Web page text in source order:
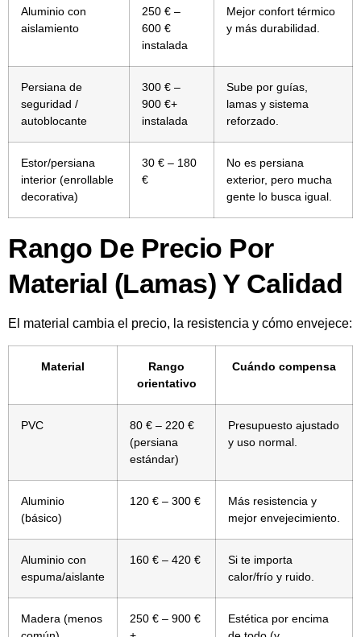
Aluminio con
aislamiento
250 € –
600 €
instalada
Mejor confort térmico
y más durabilidad.
Persiana de
seguridad /
autoblocante
300 € –
900 €+
instalada
Sube por guías,
lamas y sistema
reforzado.
Estor/persiana
interior (enrollable
decorativa)
30 € – 180
€
No es persiana
exterior, pero mucha
gente lo busca igual.
Rango De Precio Por
Material (lamas) Y Calidad
El material cambia el precio, la resistencia y cómo envejece:
Material
Rango
orientativo
Cuándo compensa
PVC
80 € – 220 €
(persiana
estándar)
Presupuesto ajustado
y uso normal.
Aluminio
(básico)
120 € – 300 €
Más resistencia y
mejor envejecimiento.
Aluminio con
espuma/aislante
160 € – 420 €
Si te importa
calor/frío y ruido.
Madera (menos
250 € – 900 €
Estética por encima